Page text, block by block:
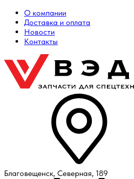
О компании
Доставка и оплата
Новости
Контакты
Благовещенск, Северная, 189